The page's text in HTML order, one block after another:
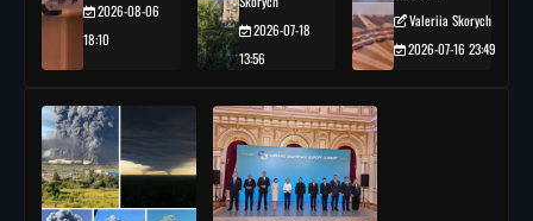
2026-08-06
18:10
2026-07-18
13:56
Valeriia Skorych
2026-07-16 23:49